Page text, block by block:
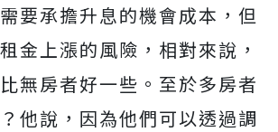
要承擔升息的機會成本，但
金上漲的風險，相對來說，
無房者好一些。至於多房者
他說，因為他們可以透過調